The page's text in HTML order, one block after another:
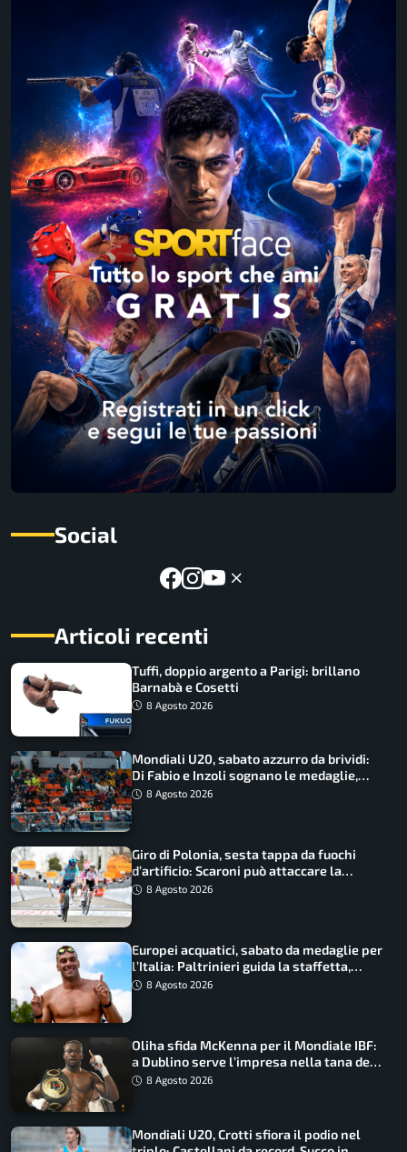
Social
Articoli recenti
Tuffi, doppio argento a Parigi: brillano
Barnabà e Cosetti
8 Agosto 2026
Mondiali U20, sabato azzurro da brividi:
Di Fabio e Inzoli sognano le medaglie,
Castellani e Succo in finale
8 Agosto 2026
Giro di Polonia, sesta tappa da fuochi
d’artificio: Scaroni può attaccare la
maglia di Lemmen
8 Agosto 2026
Europei acquatici, sabato da medaglie per
l’Italia: Paltrinieri guida la staffetta,
Barnabà sogna l’oro dalle grandi altezze
8 Agosto 2026
Oliha sfida McKenna per il Mondiale IBF:
a Dublino serve l’impresa nella tana del
lupo8 Agosto 2026
Mondiali U20, Crotti sfiora il podio nel